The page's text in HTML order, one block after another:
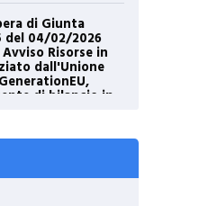
di Giunta
del 04/02/2026
Risorse in
dall'Unione
di bilancio in